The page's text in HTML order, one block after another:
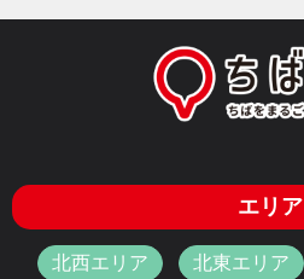
エリア
北西エリア 北東エリア